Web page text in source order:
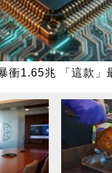
衝1.65兆 「這款」